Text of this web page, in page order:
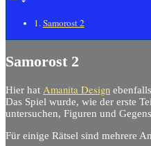
Samorost 2
Samorost 2
Hier hat Amanita Design
Das Spiel wurde, wie der erste
untersuchen, Figuren und
Für einige Rätsel sind mehrere